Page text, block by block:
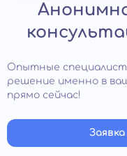
Опытные
решение именно в
прямо сейчас!